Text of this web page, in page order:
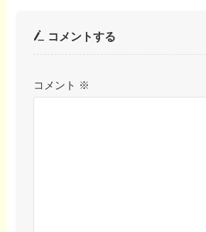
コメントする
コメント ※